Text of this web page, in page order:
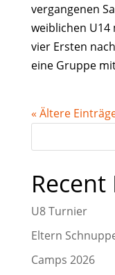
vergangenen
weiblichen U14
vier Ersten
eine Gruppe
« Ältere
Recent
U8 Turnier
Eltern
Camps 2026